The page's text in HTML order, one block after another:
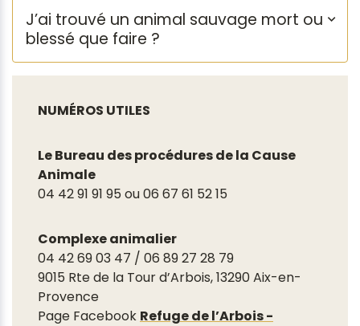
J’ai trouvé un animal sauvage mort ou
blessé que faire ?
NUMÉROS UTILES
Le Bureau des procédures de la Cause
Animale
04 42 91 91 95 ou 06 67 61 52 15
Complexe animalier
04 42 69 03 47 / 06 89 27 28 79
9015 Rte de la Tour d’Arbois, 13290 Aix-en-
Provence
Page Facebook Refuge de l’Arbois -